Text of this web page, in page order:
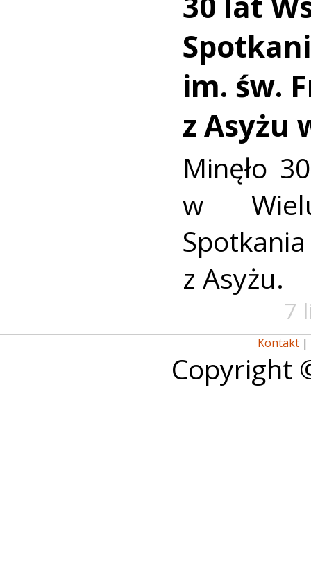
im. św.
z Asyżu
Minęło
w
z Asyżu.
7
Kontakt |
Copyright